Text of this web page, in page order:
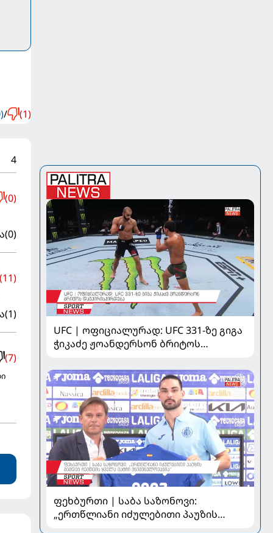
/ (1)
4
(0)
(0)
(1)
(7)
UFC | ოფიციალურად: UFC 331-ზე გიგა
ჭიკაძე ჟოანდერსონ ბრიტოს
ფეხბურთი | საბა საზონოვი:
„ერთწლიანი იძულებითი პაუზის